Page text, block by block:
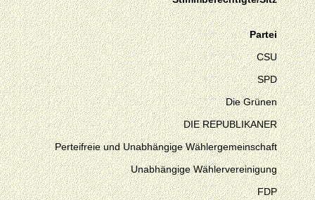
Partei
CSU
SPD
Die Grünen
DIE REPUBLIKANER
Perteifreie und Unabhängige Wählergemeinschaft
Unabhängige Wählervereinigung
FDP